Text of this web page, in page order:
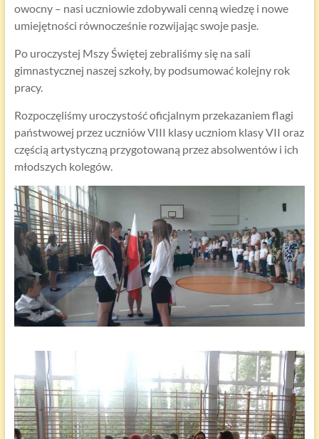
owocny – nasi uczniowie zdobywali cenną wiedzę i nowe
umiejętności równocześnie rozwijając swoje pasje.
Po uroczystej Mszy Świętej zebraliśmy się na sali
gimnastycznej naszej szkoły, by podsumować kolejny rok
pracy.
Rozpoczęliśmy uroczystość oficjalnym przekazaniem flagi
państwowej przez uczniów VIII klasy uczniom klasy VII oraz
częścią artystyczną przygotowaną przez absolwentów i ich
młodszych kolegów.